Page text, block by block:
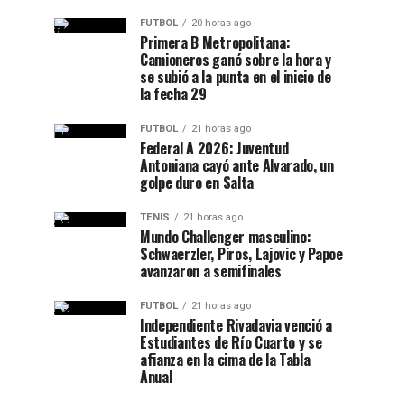
FUTBOL 20 horas ago
Primera B Metropolitana:
Camioneros ganó sobre la hora y
se subió a la punta en el inicio de
la fecha 29
FUTBOL 21 horas ago
Federal A 2026: Juventud
Antoniana cayó ante Alvarado, un
golpe duro en Salta
TENIS 21 horas ago
Mundo Challenger masculino:
Schwaerzler, Piros, Lajovic y Papoe
avanzaron a semifinales
FUTBOL 21 horas ago
Independiente Rivadavia venció a
Estudiantes de Río Cuarto y se
afianza en la cima de la Tabla
Anual